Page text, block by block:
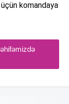
komandaya